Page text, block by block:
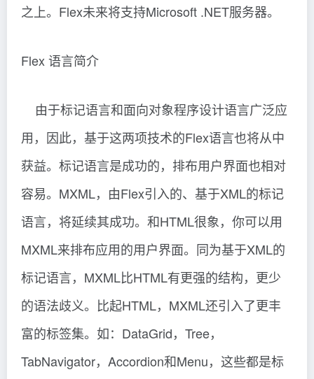
之上。Flex未来将支持Microsoft .NET服务器。
Flex 语言简介
由于标记语言和面向对象程序设计语言广泛应
用，因此，基于这两项技术的Flex语言也将从中
获益。标记语言是成功的，排布用户界面也相对
容易。MXML，由Flex引入的、基于XML的标记
语言，将延续其成功。和HTML很象，你可以用
MXML来排布应用的用户界面。同为基于XML的
标记语言，MXML比HTML有更强的结构，更少
的语法歧义。比起HTML，MXML还引入了更丰
富的标签集。如：DataGrid，Tree，
TabNavigator，Accordion和Menu，这些都是标